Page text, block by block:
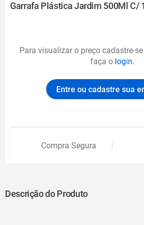
Garrafa Plástica Jardim 500Ml C/
Para visualizar o preço cadastre-
faça o login.
Entre ou cadastre sua
Compra Segura
Descrição do Produto